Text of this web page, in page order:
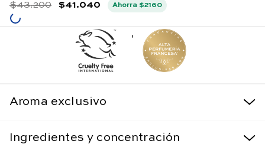
$43.200 $41.040 Ahorra$2160
,
Aroma exclusivo
Ingredientes y concentración